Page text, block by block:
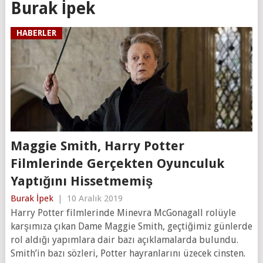
Burak İpek
HABERLER
Maggie Smith, Harry Potter
Filmlerinde Gerçekten Oyunculuk
Yaptığını Hissetmemiş
Burak İpek | 10 Aralık 2019
Harry Potter filmlerinde Minevra McGonagall rolüyle
karşımıza çıkan Dame Maggie Smith, geçtiğimiz günlerde
rol aldığı yapımlara dair bazı açıklamalarda bulundu.
Smith’in bazı sözleri, Potter hayranlarını üzecek cinsten.